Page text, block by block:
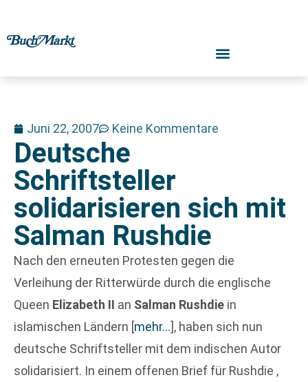
Juni 22, 2007 Keine Kommentare
Deutsche
Schriftsteller
solidarisieren sich mit
Salman Rushdie
Nach den erneuten Protesten gegen die
Verleihung der Ritterwürde durch die englische
Queen Elizabeth II an Salman Rushdie in
islamischen Ländern [mehr…], haben sich nun
deutsche Schriftsteller mit dem indischen Autor
solidarisiert. In einem offenen Brief für Rushdie ,